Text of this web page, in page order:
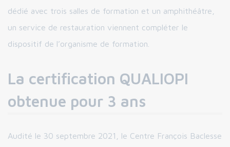
dédié avec trois salles de formation et un amphithéâtre,
un service de restauration viennent compléter le
dispositif de l’organisme de formation.
La certification QUALIOPI
obtenue pour 3 ans
Audité le 30 septembre 2021, le Centre François Baclesse